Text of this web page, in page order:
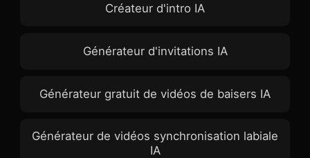
Créateur d'intro IA
Générateur d'invitations IA
Générateur gratuit de vidéos de baisers IA
Générateur de vidéos synchronisation labiale
IA